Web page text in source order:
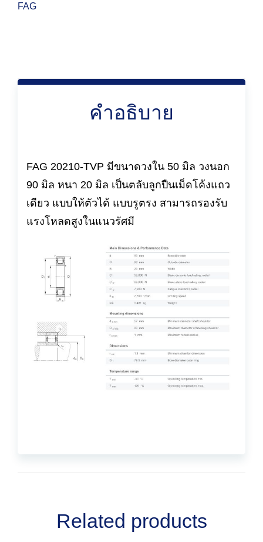
FAG
คำอธิบาย
FAG 20210-TVP มีขนาดวงใน 50 มิล วงนอก
90 มิล หนา 20 มิล เป็นตลับลูกปืนเม็ดโค้งแถว
เดียว แบบให้ตัวได้ แบบรูตรง สามารถรองรับ
แรงโหลดสูงในแนวรัศมี
Related products